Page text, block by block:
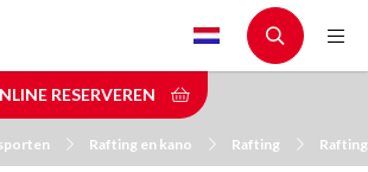
RESERVEREN
Rafting en kano Rafting